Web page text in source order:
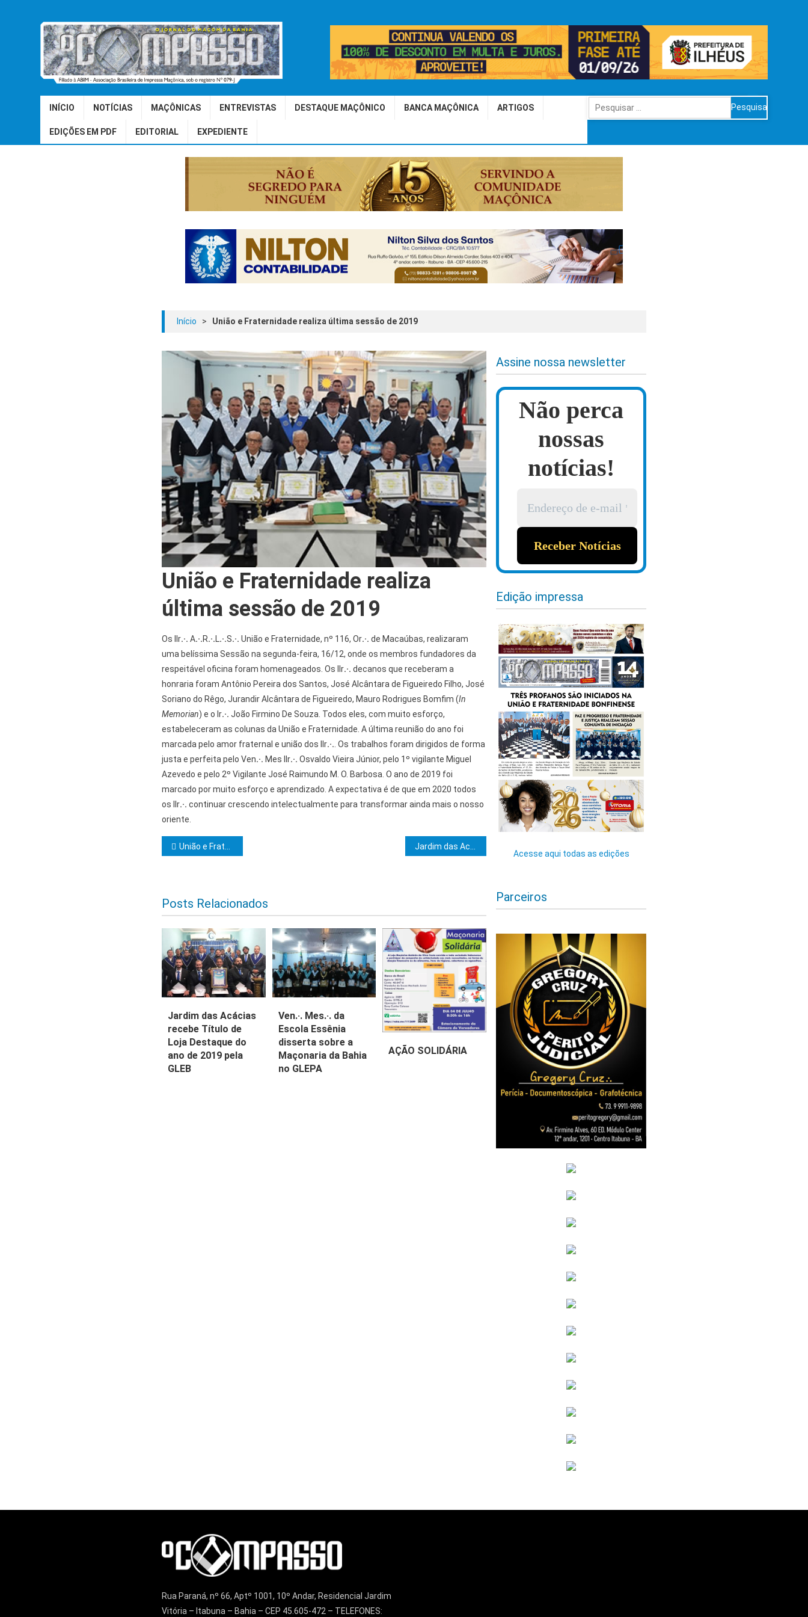
INÍCIO NOTÍCIAS MAÇÔNICAS ENTREVISTAS DESTAQUE MAÇÔNICO BANCA MAÇÔNICA ARTIGOS
EDIÇÕES EM PDF EDITORIAL EXPEDIENTE
Pesquisar
por:
Início > União e Fraternidade realiza última sessão de 2019
União e Fraternidade realiza
última sessão de 2019
Os IIr.·. A.·.R.·.L.·.S.·. União e Fraternidade, nº 116, Or.·. de Macaúbas, realizaram
uma belíssima Sessão na segunda-feira, 16/12, onde os membros fundadores da
respeitável oficina foram homenageados. Os IIr.·. decanos que receberam a
honraria foram Antônio Pereira dos Santos, José Alcântara de Figueiredo Filho, José
Soriano do Rêgo, Jurandir Alcântara de Figueiredo, Mauro Rodrigues Bomfim (In
Memorian) e o Ir.·. João Firmino De Souza. Todos eles, com muito esforço,
estabeleceram as colunas da União e Fraternidade. A última reunião do ano foi
marcada pelo amor fraternal e união dos IIr.·. . Os trabalhos foram dirigidos de forma
justa e perfeita pelo Ven.·. Mes IIr.·. Osvaldo Vieira Júnior, pelo 1º vigilante Miguel
Azevedo e pelo 2º Vigilante José Raimundo M. O. Barbosa. O ano de 2019 foi
marcado por muito esforço e aprendizado. A expectativa é de que em 2020 todos
os IIr.·. continuar crescendo intelectualmente para transformar ainda mais o nosso
oriente.
Navegação de Post
União e Fraternidade promove Sessão de Iniciação e encerra os trabalhos do ano
Posts Relacionados
Jardim das Acácias
recebe Título de
Loja Destaque do
ano de 2019 pela
GLEB
Ven.·. Mes.·. da
Escola Essênia
disserta sobre a
Maçonaria da Bahia
no GLEPA
AÇÃO SOLIDÁRIA
Assine nossa newsletter
Não perca
nossas
notícias!
Edição impressa
Acesse aqui todas as edições
Parceiros
Rua Paraná, nº 66, Aptº 1001, 10º Andar, Residencial Jardim
Vitória – Itabuna – Bahia – CEP 45.605-472 – TELEFONES: